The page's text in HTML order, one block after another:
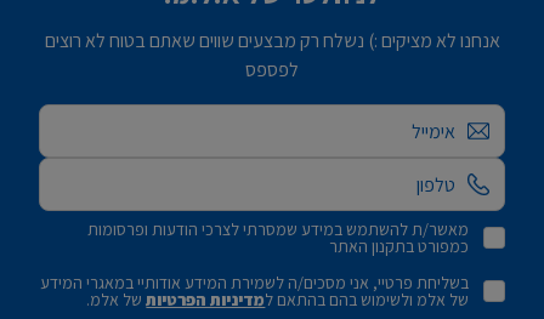
אנחנו לא מציקים :) נשלח רק מבצעים שווים שאתם בטוח לא רוצים
לפספס
אימייל
מאשר/ת להשתמש במידע שמסרתי לצרכי הודעות ופרסומות
כמפורט בתקנון האתר
בשליחת פרטיי, אני מסכים/ה לשמירת המידע אודותיי במאגרי המידע
של אלמ ולשימוש בהם בהתאם למדיניות הפרטיותשל אלמ.